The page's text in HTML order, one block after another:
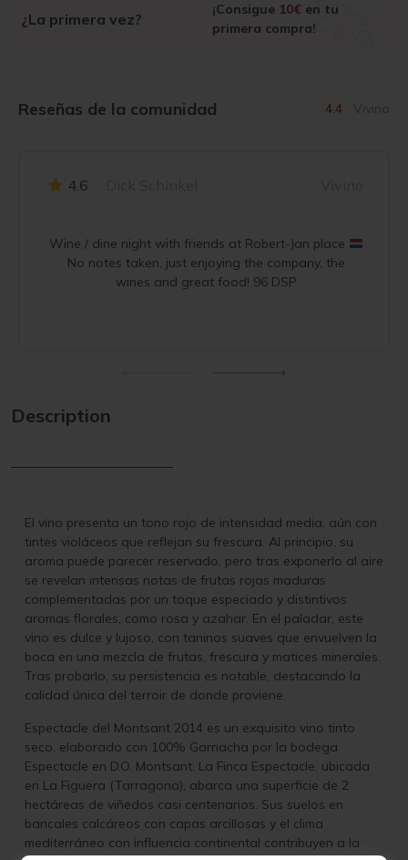
¿La primera vez?
¡Consigue 10€ en tu
primera compra!
Reseñas de la comunidad 4.4 Vivino
4.6
Wine / dine night with friends at Robert-Jan place
No notes taken, just enjoying the company, the
wines and great food! 96 DSP
Description
El vino presenta un tono rojo de intensidad media, aún con
tintes violáceos que reflejan su frescura. Al principio, su
aroma puede parecer reservado, pero tras exponerlo al aire
se revelan intensas notas de frutas rojas maduras
complementadas por un toque especiado y distintivos
aromas florales, como rosa y azahar. En el paladar, este
vino es dulce y lujoso, con taninos suaves que envuelven la
boca en una mezcla de frutas, frescura y matices minerales.
Tras probarlo, su persistencia es notable, destacando la
calidad única del terroir de donde proviene.
Espectacle del Montsant 2014 es un exquisito vino tinto
seco, elaborado con 100% Garnacha por la bodega
Espectacle en D.O. Montsant. La Finca Espectacle, ubicada
en La Figuera (Tarragona), abarca una superficie de 2
hectáreas de viñedos casi centenarios. Sus suelos en
bancales calcáreos con capas arcillosas y el clima
mediterráneo con influencia continental contribuyen a la